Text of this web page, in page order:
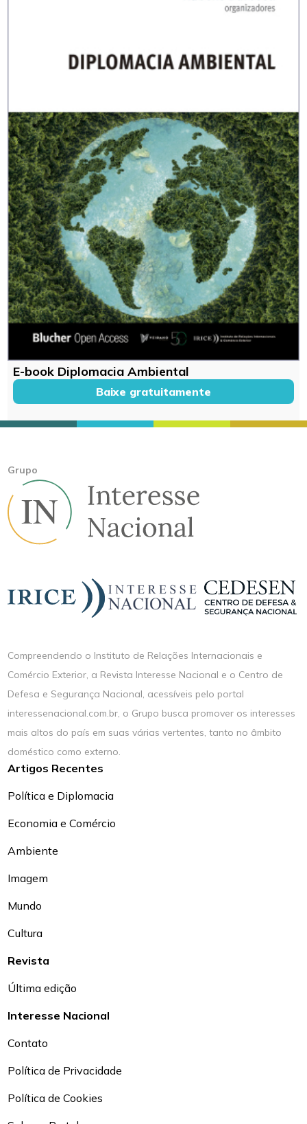
E-book Diplomacia Ambiental
Baixe gratuitamente
Grupo
Compreendendo o Instituto de Relações Internacionais e
Comércio Exterior, a Revista Interesse Nacional e o Centro de
Defesa e Segurança Nacional, acessíveis pelo portal
interessenacional.com.br, o Grupo busca promover os interesses
mais altos do país em suas várias vertentes, tanto no âmbito
doméstico como externo.
Artigos Recentes
Política e Diplomacia
Economia e Comércio
Ambiente
Imagem
Mundo
Cultura
Revista
Última edição
Interesse Nacional
Contato
Política de Privacidade
Política de Cookies